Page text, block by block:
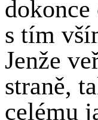
s tím
Jenže
straně,
celému